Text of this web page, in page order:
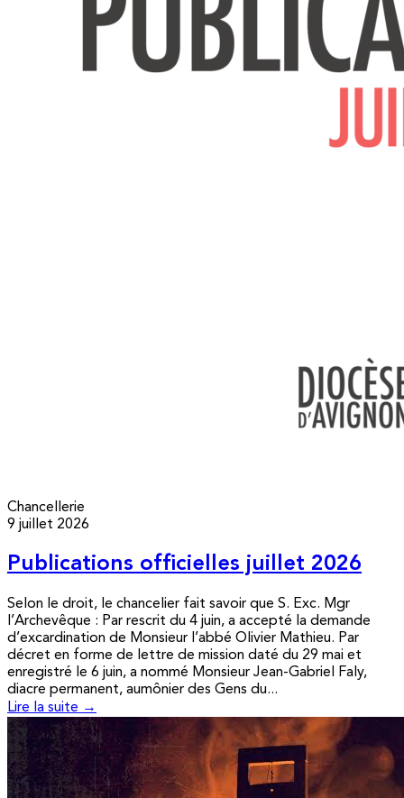
Chancellerie
9 juillet 2026
Publications officielles juillet 2026
Selon le droit, le chancelier fait savoir que S. Exc. Mgr
l’Archevêque : Par rescrit du 4 juin, a accepté la demande
d’excardination de Monsieur l’abbé Olivier Mathieu. Par
décret en forme de lettre de mission daté du 29 mai et
enregistré le 6 juin, a nommé Monsieur Jean-Gabriel Faly,
diacre permanent, aumônier des Gens du...
Lire la suite →